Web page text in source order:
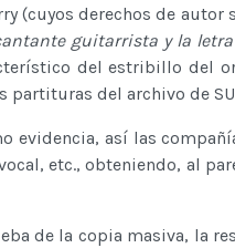
(cuyos derechos de
guitarrista y la
del estribillo del
del archivo de
evidencia, así las
etc., obteniendo, al
de la copia masiva, la